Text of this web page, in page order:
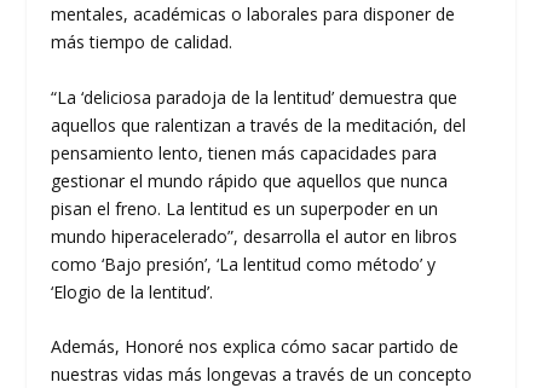
mentales, académicas o laborales para disponer de
más tiempo de calidad.
“La ‘deliciosa paradoja de la lentitud’ demuestra que
aquellos que ralentizan a través de la meditación, del
pensamiento lento, tienen más capacidades para
gestionar el mundo rápido que aquellos que nunca
pisan el freno. La lentitud es un superpoder en un
mundo hiperacelerado”, desarrolla el autor en libros
como ‘Bajo presión’, ‘La lentitud como método’ y
‘Elogio de la lentitud’.
Además, Honoré nos explica cómo sacar partido de
nuestras vidas más longevas a través de un concepto